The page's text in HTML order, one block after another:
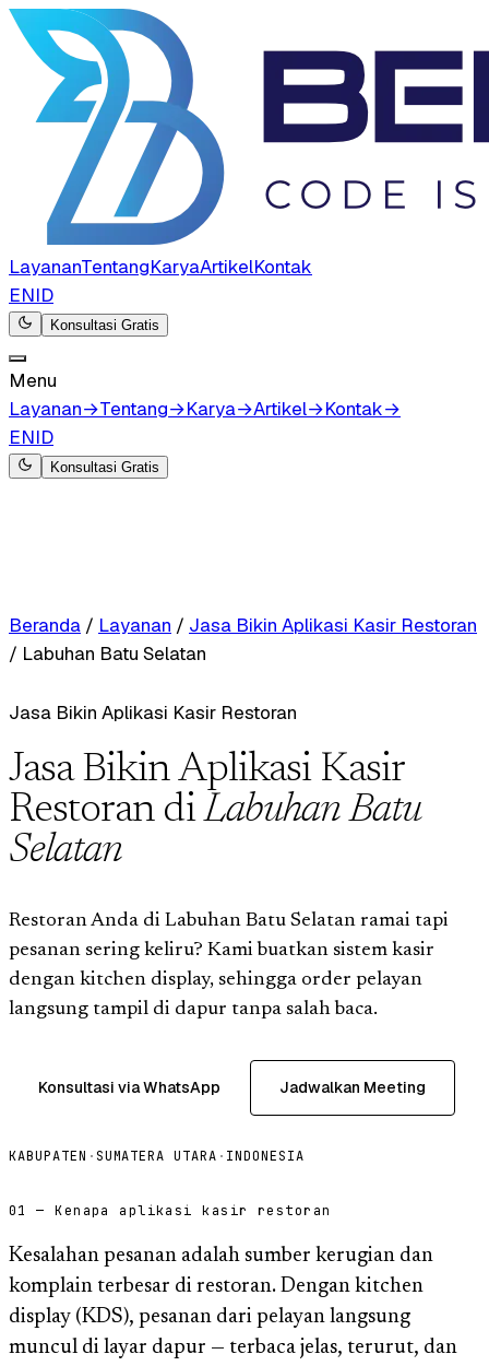
LayananTentangKaryaArtikelKontak
ENID
Konsultasi Gratis
Menu
Layanan→Tentang→Karya→Artikel→Kontak→
ENID
Konsultasi Gratis
Beranda / Layanan / Jasa Bikin Aplikasi Kasir Restoran
/ Labuhan Batu Selatan
Jasa Bikin Aplikasi Kasir Restoran
Jasa Bikin Aplikasi Kasir
Restoran diLabuhan Batu
Selatan
Restoran Anda di Labuhan Batu Selatan ramai tapi
pesanan sering keliru? Kami buatkan sistem kasir
dengan kitchen display, sehingga order pelayan
langsung tampil di dapur tanpa salah baca.
Konsultasi via WhatsApp Jadwalkan Meeting
KABUPATEN · SUMATERA UTARA · INDONESIA
01 — Kenapa aplikasi kasir restoran
Kesalahan pesanan adalah sumber kerugian dan
komplain terbesar di restoran. Dengan kitchen
display (KDS), pesanan dari pelayan langsung
muncul di layar dapur — terbaca jelas, terurut, dan